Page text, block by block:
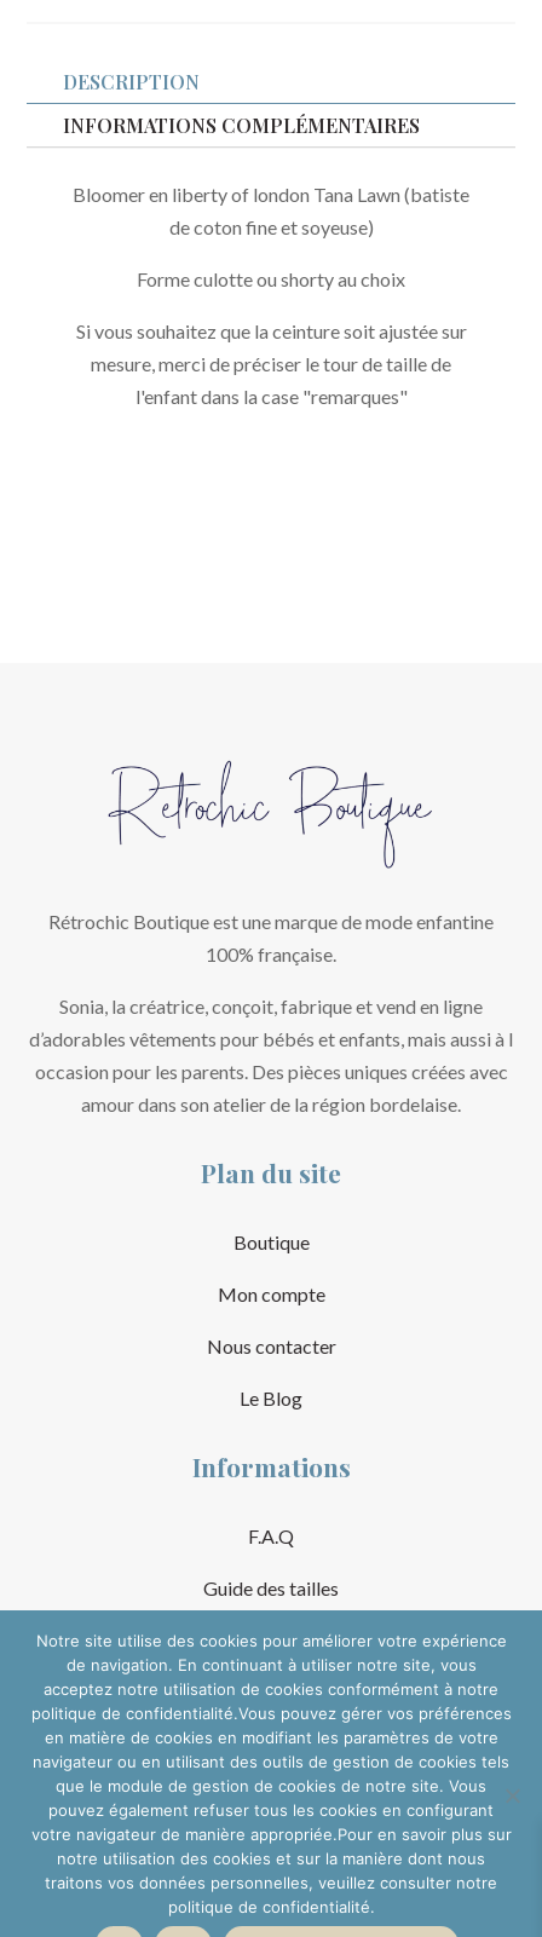
DESCRIPTION
INFORMATIONS COMPLÉMENTAIRES
Bloomer en liberty of london Tana Lawn (batiste
de coton fine et soyeuse)
Forme culotte ou shorty au choix
Si vous souhaitez que la ceinture soit ajustée sur
mesure, merci de préciser le tour de taille de
l'enfant dans la case "remarques"
Rétrochic Boutique est une marque de mode enfantine
100% française.
Sonia, la créatrice, conçoit, fabrique et vend en ligne
d’adorables vêtements pour bébés et enfants, mais aussi à l
occasion pour les parents. Des pièces uniques créées avec
amour dans son atelier de la région bordelaise.
Plan du site
Boutique
Mon compte
Nous contacter
Le Blog
Informations
F.A.Q
Guide des tailles
Mentions Légales
Conditions Générales de Vente
Suivre sur les réseaux
Notre site utilise des cookies pour améliorer votre expérience
de navigation. En continuant à utiliser notre site, vous
acceptez notre utilisation de cookies conformément à notre
politique de confidentialité.Vous pouvez gérer vos préférences
en matière de cookies en modifiant les paramètres de votre
navigateur ou en utilisant des outils de gestion de cookies tels
que le module de gestion de cookies de notre site. Vous
pouvez également refuser tous les cookies en configurant
votre navigateur de manière appropriée.Pour en savoir plus sur
notre utilisation des cookies et sur la manière dont nous
traitons vos données personnelles, veuillez consulter notre
politique de confidentialité.